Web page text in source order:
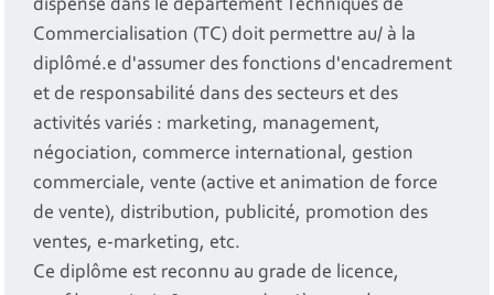
dispensé dans le département Techniques de
Commercialisation (TC) doit permettre au/ à la
diplômé.e d'assumer des fonctions d'encadrement
et de responsabilité dans des secteurs et des
activités variés : marketing, management,
négociation, commerce international, gestion
commerciale, vente (active et animation de force
de vente), distribution, publicité, promotion des
ventes, e-marketing, etc.
Ce diplôme est reconnu au grade de licence,